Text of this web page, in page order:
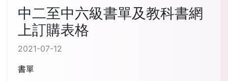
中二至中六級書單及教科書網
上訂購表格
2021-07-12
書單